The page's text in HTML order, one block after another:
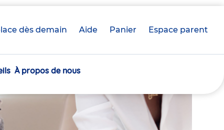
dès demain Aide Panier crèche(s)
Espace parent
À propos de nous